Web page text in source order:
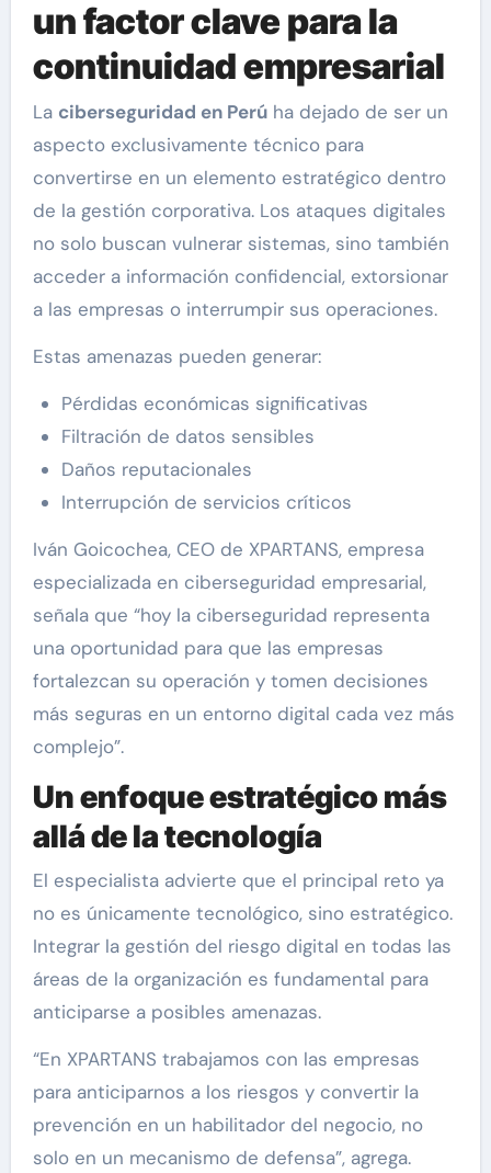
un factor clave para la
continuidad empresarial
La ciberseguridad en Perúha dejado de ser un
aspecto exclusivamente técnico para
convertirse en un elemento estratégico dentro
de la gestión corporativa. Los ataques digitales
no solo buscan vulnerar sistemas, sino también
acceder a información confidencial, extorsionar
a las empresas o interrumpir sus operaciones.
Estas amenazas pueden generar:
Pérdidas económicas significativas
Filtración de datos sensibles
Daños reputacionales
Interrupción de servicios críticos
Iván Goicochea, CEO de XPARTANS, empresa
especializada en ciberseguridad empresarial,
señala que “hoy la ciberseguridad representa
una oportunidad para que las empresas
fortalezcan su operación y tomen decisiones
más seguras en un entorno digital cada vez más
complejo”.
Un enfoque estratégico más
allá de la tecnología
El especialista advierte que el principal reto ya
no es únicamente tecnológico, sino estratégico.
Integrar la gestión del riesgo digital en todas las
áreas de la organización es fundamental para
anticiparse a posibles amenazas.
“En XPARTANS trabajamos con las empresas
para anticiparnos a los riesgos y convertir la
prevención en un habilitador del negocio, no
solo en un mecanismo de defensa”, agrega.